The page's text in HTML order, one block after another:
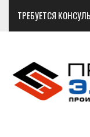
ТРЕБУЕТСЯ